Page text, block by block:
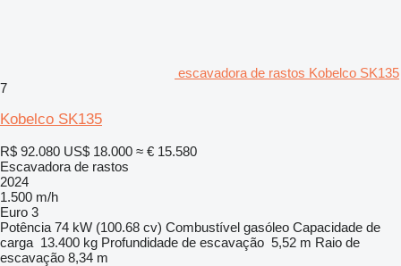
escavadora de rastos Kobelco SK135
7
Kobelco SK135
R$ 92.080 US$ 18.000 ≈ € 15.580
Escavadora de rastos
2024
1.500 m/h
Euro 3
Potência 74 kW (100.68 cv) Combustível gasóleo Capacidade de
carga 13.400 kg Profundidade de escavação 5,52 m Raio de
escavação 8,34 m